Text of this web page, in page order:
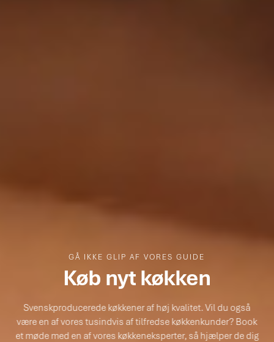
GÅ IKKE GLIP AF VORES GUIDE
Køb nyt køkken
Svenskproducerede køkkener af høj kvalitet. Vil du også
være en af vores tusindvis af tilfredse køkkenkunder? Book
et møde med en af vores køkkeneksperter, så hjælper de dig